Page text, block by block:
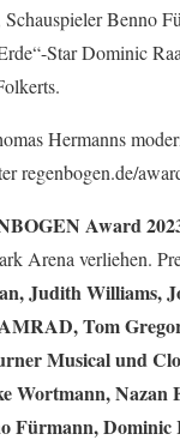
Benno
Star Dominic
Hermanns
regenbogen.de/
Award
Arena verliehen.
Judith Williams,
Tom
Musical und
Wortmann, Nazan
Fürmann, Dominic